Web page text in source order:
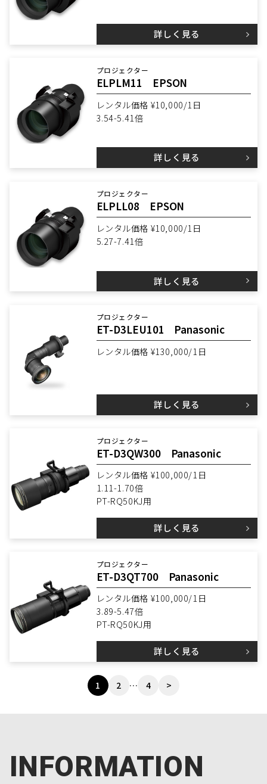
詳しく見る
プロジェクター
ELPLM11 EPSON
レンタル価格 ¥10,000/1日
3.54-5.41倍
詳しく見る
プロジェクター
ELPLL08 EPSON
レンタル価格 ¥10,000/1日
5.27-7.41倍
詳しく見る
プロジェクター
ET-D3LEU101 Panasonic
レンタル価格 ¥130,000/1日
詳しく見る
プロジェクター
ET-D3QW300 Panasonic
レンタル価格 ¥100,000/1日
1.11-1.70倍
PT-RQ50KJ用
詳しく見る
プロジェクター
ET-D3QT700 Panasonic
レンタル価格 ¥100,000/1日
3.89-5.47倍
PT-RQ50KJ用
詳しく見る
1 2 … 4 >
INFORMATION